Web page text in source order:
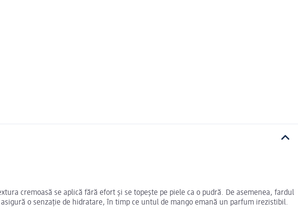
cremoasă se aplică fără efort și se topește pe piele ca o pudră. De asemenea, fardul
o senzație de hidratare, în timp ce untul de mango emană un parfum irezistibil.